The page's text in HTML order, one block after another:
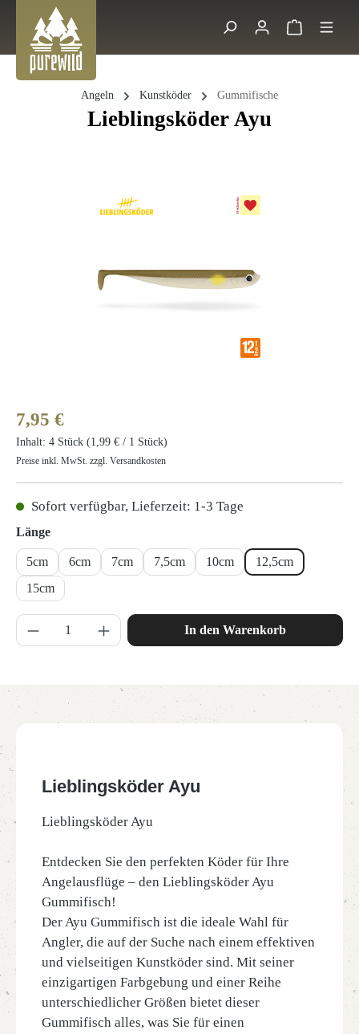
Zum Hauptinhalt springen
Suche
Angeln Kunstköder Gummifische
Lieblingsköder Ayu
Regulärer Preis:
7,95 €
Inhalt: 4 Stück (1,99 € / 1 Stück)
Preise inkl. MwSt. zzgl. Versandkosten
Sofort verfügbar, Lieferzeit: 1-3 Tage
Längeauswählen
5cm 6cm 7cm 7,5cm 10cm
12,5cm
15cm
Produkt Anzahl: Gib den gewünschten Wert
In den Warenkorb
Lieblingsköder Ayu
Lieblingsköder Ayu
Entdecken Sie den perfekten Köder für Ihre
Angelausflüge – den Lieblingsköder Ayu
Gummifisch!
Der Ayu Gummifisch ist die ideale Wahl für
Angler, die auf der Suche nach einem effektiven
und vielseitigen Kunstköder sind. Mit seiner
einzigartigen Farbgebung und einer Reihe
unterschiedlicher Größen bietet dieser
Gummifisch alles, was Sie für einen